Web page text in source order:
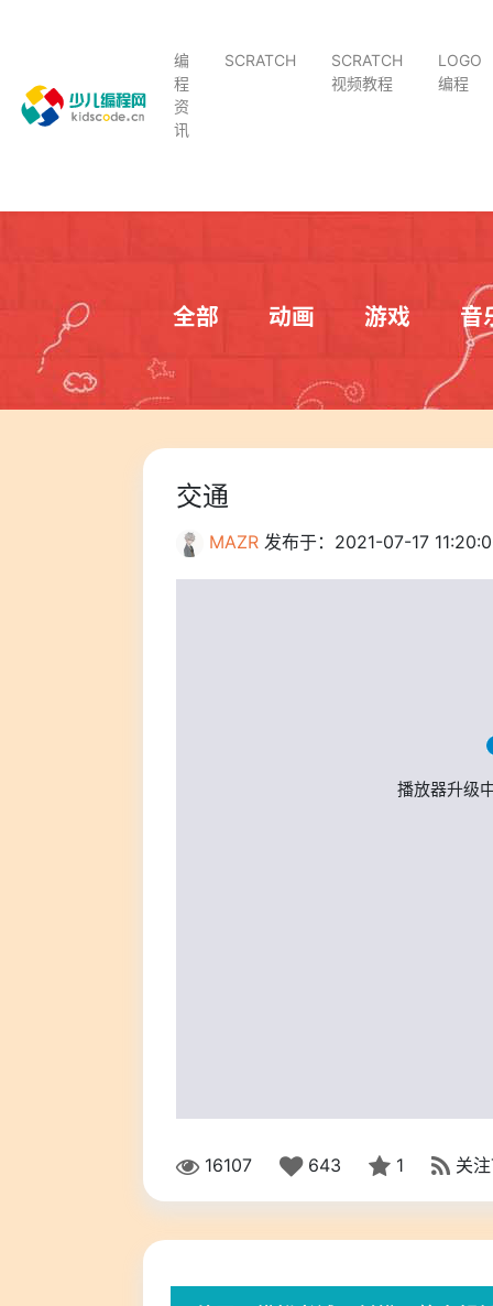
编
程
资
讯
SCRATCH
SCRATCH
视频教程
LOGO
编程
全部 动画 游戏 音
交通
MAZR 发布于：2021-07-17
播放器升级
16107 643 1 关